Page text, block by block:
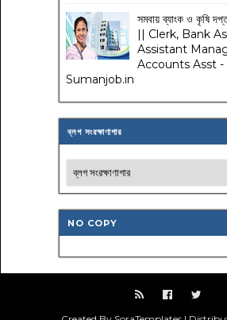
সমবায় ব্যাংক ও কৃষি
|| Clerk, Bank
Assistant
Accounts Asst -
Sumanjob.in
ব্লগ সংরক্ষাণাগার
NO COPY